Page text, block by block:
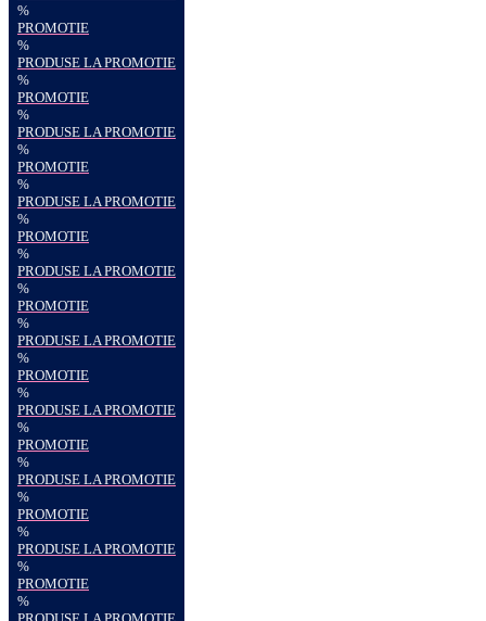
%
PROMOTIE
%
PRODUSE LA PROMOTIE
%
PROMOTIE
%
PRODUSE LA PROMOTIE
%
PROMOTIE
%
PRODUSE LA PROMOTIE
%
PROMOTIE
%
PRODUSE LA PROMOTIE
%
PROMOTIE
%
PRODUSE LA PROMOTIE
%
PROMOTIE
%
PRODUSE LA PROMOTIE
%
PROMOTIE
%
PRODUSE LA PROMOTIE
%
PROMOTIE
%
PRODUSE LA PROMOTIE
%
PROMOTIE
%